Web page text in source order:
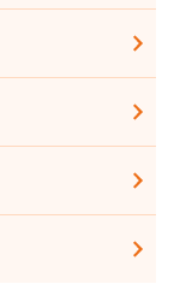
ンター広島
室